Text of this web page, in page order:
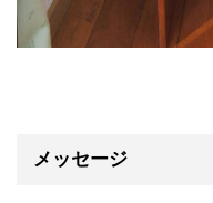
メッセージ